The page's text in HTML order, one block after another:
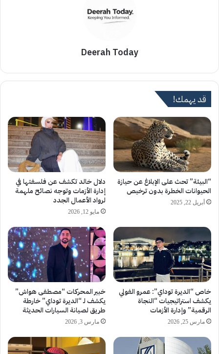
Deerah Today
قد يهمك!
“البيئة” تحث على الإبلاغ عن حيازة
الحيوانات الخطرة بدون ترخيص
أبريل 22, 2025
دلال خالد تكشف عن فلسفتها في
إدارة الأزمات وتوجه نصائح ملهمة
لرواد الأعمال الجدد
مايو 12, 2026
خاص “الديرة توداي”: عمرو الفولي
يكشف استراتيجيات “النجاة
الرقمية” وإدارة الأزمات
مارس 25, 2026
خبير المحركات “مصطفى هواش”
يكشف لـ “الديرة توداي” خارطة
طريق لصيانة السيارات الحديثة
مارس 3, 2026